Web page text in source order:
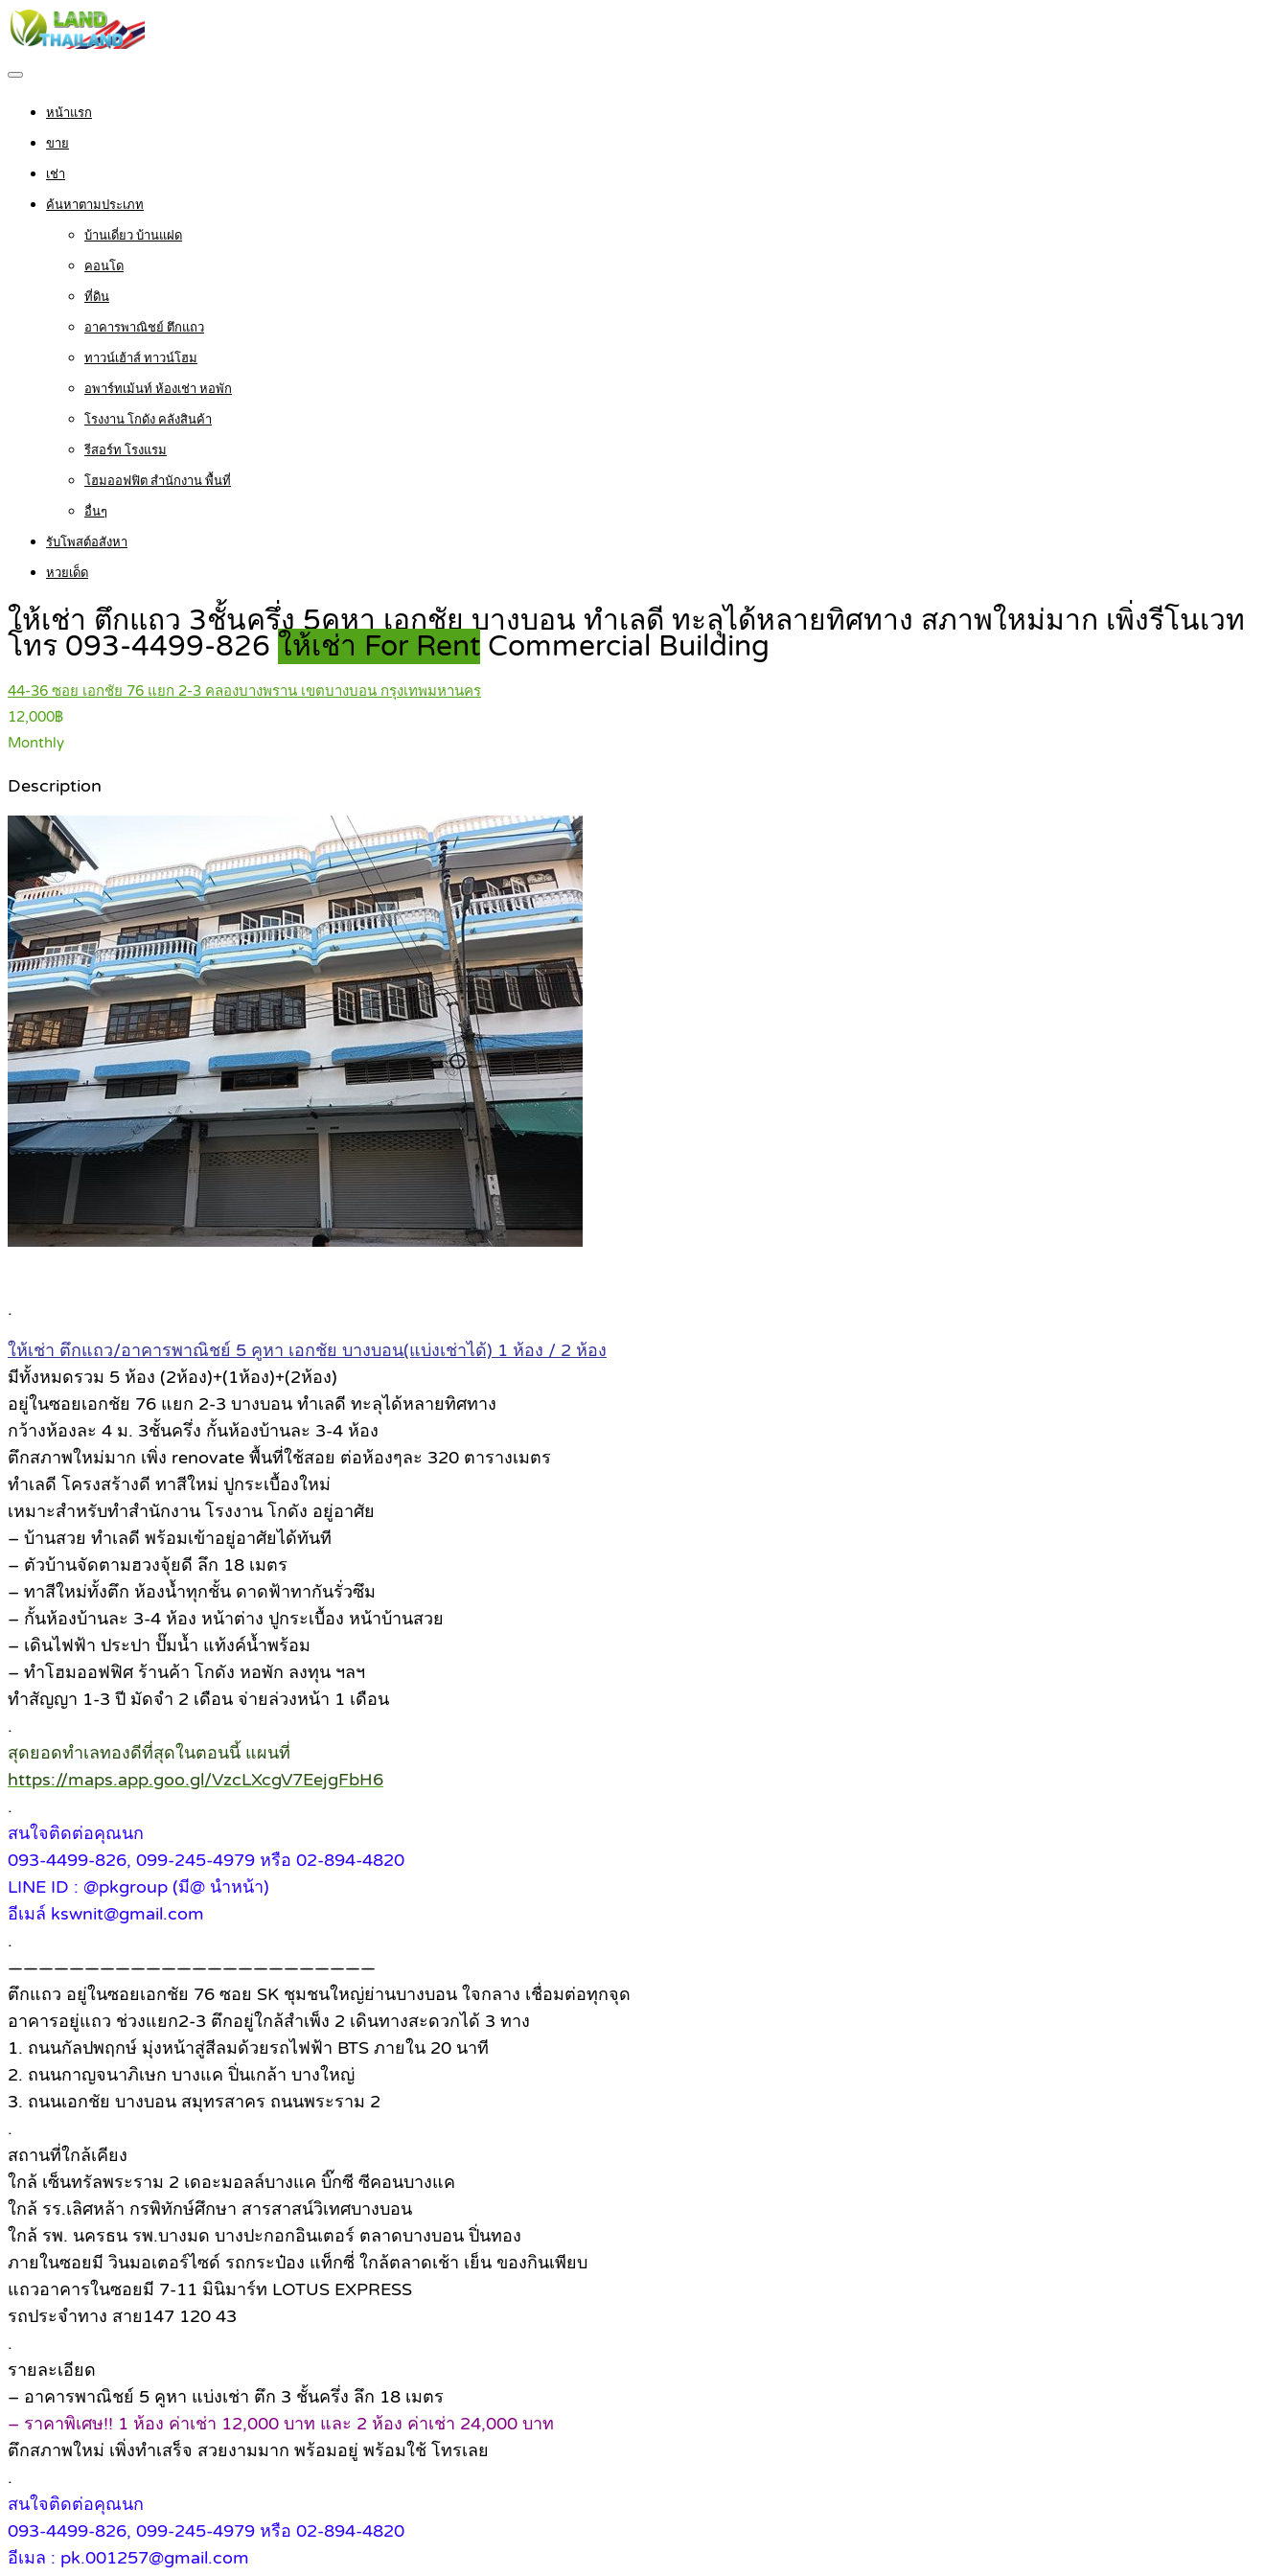
หน้าแรก
ขาย
เช่า
ค้นหาตามประเภท
บ้านเดี่ยว บ้านแฝด
คอนโด
ที่ดิน
อาคารพาณิชย์ ตึกแถว
ทาวน์เฮ้าส์ ทาวน์โฮม
อพาร์ทเม้นท์ ห้องเช่า หอพัก
โรงงาน โกดัง คลังสินค้า
รีสอร์ท โรงแรม
โฮมออฟฟิต สำนักงาน พื้นที่
อื่นๆ
รับโพสต์อสังหา
หวยเด็ด
ให้เช่า ตึกแถว 3ชั้นครึ่ง 5คูหา เอกชัย บางบอน ทำเลดี ทะลุได้หลายทิศทาง สภาพใหม่มาก เพิ่งรีโนเวท
โทร 093-4499-826 ให้เช่า For Rent Commercial Building
44-36 ซอย เอกชัย 76 แยก 2-3 คลองบางพราน เขตบางบอน กรุงเทพมหานคร
12,000฿
Monthly
Description
.
ให้เช่า ตึกแถว/อาคารพาณิชย์ 5 คูหา เอกชัย บางบอน(แบ่งเช่าได้) 1 ห้อง / 2 ห้อง
มีทั้งหมดรวม 5 ห้อง (2ห้อง)+(1ห้อง)+(2ห้อง)
อยู่ในซอยเอกชัย 76 แยก 2-3 บางบอน ทำเลดี ทะลุได้หลายทิศทาง
กว้างห้องละ 4 ม. 3ชั้นครึ่ง กั้นห้องบ้านละ 3-4 ห้อง
ตึกสภาพใหม่มาก เพิ่ง renovate พื้นที่ใช้สอย ต่อห้องๆละ 320 ตารางเมตร
ทำเลดี โครงสร้างดี ทาสีใหม่ ปูกระเบื้องใหม่
เหมาะสำหรับทำสำนักงาน โรงงาน โกดัง อยู่อาศัย
– บ้านสวย ทำเลดี พร้อมเข้าอยู่อาศัยได้ทันที
– ตัวบ้านจัดตามฮวงจุ้ยดี ลึก 18 เมตร
– ทาสีใหม่ทั้งตึก ห้องน้ำทุกชั้น ดาดฟ้าทากันรั่วซึม
– กั้นห้องบ้านละ 3-4 ห้อง หน้าต่าง ปูกระเบื้อง หน้าบ้านสวย
– เดินไฟฟ้า ประปา ปั๊มน้ำ แท้งค์น้ำพร้อม
– ทำโฮมออฟฟิศ ร้านค้า โกดัง หอพัก ลงทุน ฯลฯ
ทำสัญญา 1-3 ปี มัดจำ 2 เดือน จ่ายล่วงหน้า 1 เดือน
.
สุดยอดทำเลทองดีที่สุดในตอนนี้ แผนที่
https://maps.app.goo.gl/VzcLXcgV7EejgFbH6
.
สนใจติดต่อคุณนก
093-4499-826, 099-245-4979 หรือ 02-894-4820
LINE ID : @pkgroup (มี@ นำหน้า)
อีเมล์ kswnit@gmail.com
.
————————————————————————
ตึกแถว อยู่ในซอยเอกชัย 76 ซอย SK ชุมชนใหญ่ย่านบางบอน ใจกลาง เชื่อมต่อทุกจุด
อาคารอยู่แถว ช่วงแยก2-3 ตึกอยู่ใกล้สำเพ็ง 2 เดินทางสะดวกได้ 3 ทาง
1. ถนนกัลปพฤกษ์ มุ่งหน้าสู่สีลมด้วยรถไฟฟ้า BTS ภายใน 20 นาที
2. ถนนกาญจนาภิเษก บางแค ปิ่นเกล้า บางใหญ่
3. ถนนเอกชัย บางบอน สมุทรสาคร ถนนพระราม 2
.
สถานที่ใกล้เคียง
ใกล้ เซ็นทรัลพระราม 2 เดอะมอลล์บางแค บิ๊กซี ซีคอนบางแค
ใกล้ รร.เลิศหล้า กรพิทักษ์ศึกษา สารสาสน์วิเทศบางบอน
ใกล้ รพ. นครธน รพ.บางมด บางปะกอกอินเตอร์ ตลาดบางบอน ปิ่นทอง
ภายในซอยมี วินมอเตอร์ไซด์ รถกระป๋อง แท็กซี่ ใกล้ตลาดเช้า เย็น ของกินเพียบ
แถวอาคารในซอยมี 7-11 มินิมาร์ท LOTUS EXPRESS
รถประจำทาง สาย147 120 43
.
รายละเอียด
– อาคารพาณิชย์ 5 คูหา แบ่งเช่า ตึก 3 ชั้นครึ่ง ลึก 18 เมตร
– ราคาพิเศษ!! 1 ห้อง ค่าเช่า 12,000 บาท และ 2 ห้อง ค่าเช่า 24,000 บาท
ตึกสภาพใหม่ เพิ่งทำเสร็จ สวยงามมาก พร้อมอยู่ พร้อมใช้ โทรเลย
.
สนใจติดต่อคุณนก
093-4499-826, 099-245-4979 หรือ 02-894-4820
อีเมล : pk.001257@gmail.com